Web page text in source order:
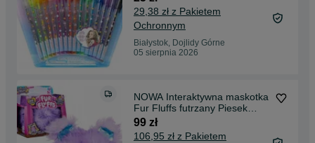
29,38 zł z Pakietem
Ochronnym
Białystok, Dojlidy Górne
05 sierpnia 2026
NOWA Interaktywna maskotka
Fur Fluffs futrzany Piesek
Szczeniaczek
99 zł
106,95 zł z Pakietem